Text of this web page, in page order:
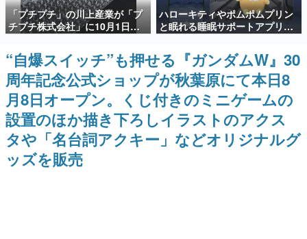
新世代に訊く
これからのデジタルゲーム市場を担う若きクリエイター達
の姿を追い、彼らのルーツと情熱を探っていきます。
ゲーム世代の作家たち
ゲームに多大な影響を受けた作家さんに取材し、ゲームが
日本のコンテンツ産業やカルチャーに与えた影響を探る企
画です。
日本モバイルゲーム産業史
日本のモバイルゲーム史における主要なトピック・タイト
ルを網羅するほか、開発者へのインタビューや識者による
解説を掲載。約20年の歴史が一望できる決定版！
「プチプチ」の川上産業が「プ
チプチ株式会社」に10月1日よ
り社名変更へ。創業58年で初め
ての変更で、“プチッ”と鳴るお
なじみの緩衝材が会社の名前に
ハローキティやポムポムプリン
と眠れる睡眠サポートアプリ
『ゆめたび』が配信中。キャラ
ごとのASMRや目覚ましアラー
ムも搭載
“自爆スイッチ”も押せる『ガンダムW』30
周年記念公式ショップが秋葉原にて本日8
月8日オープン。くじ付きのミニゲームの
設置のほか描き下ろしイラストのアクス
タや「名台詞アクキー」などオリジナルグ
ッズを販売